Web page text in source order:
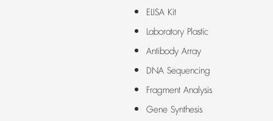
ELISA Kit
Laboratory Plastic
Antibody Array
DNA Sequencing
Fragment Analysis
Gene Synthesis